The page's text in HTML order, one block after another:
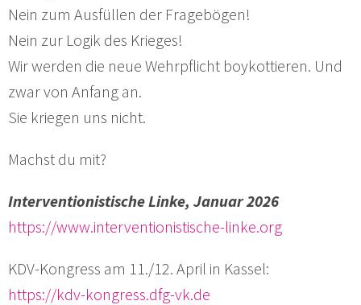
Nein zum Ausfüllen der Fragebögen!
Nein zur Logik des Krieges!
Wir werden die neue Wehrpflicht boykottieren. Und
zwar von Anfang an.
Sie kriegen uns nicht.
Machst du mit?
Interventionistische Linke, Januar 2026
https://www.interventionistische-linke.org
KDV-Kongress am 11./12. April in Kassel:
https://kdv-kongress.dfg-vk.de